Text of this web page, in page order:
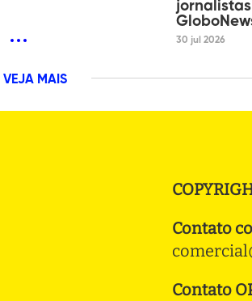
30 jul 2026
VEJA MAIS
Contato
Contato